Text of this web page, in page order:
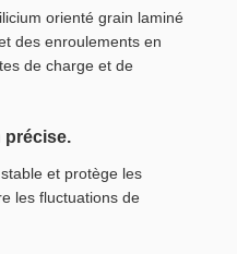
orienté grain laminé
des enroulements en
de charge et de
précise.
et protège les
les fluctuations de